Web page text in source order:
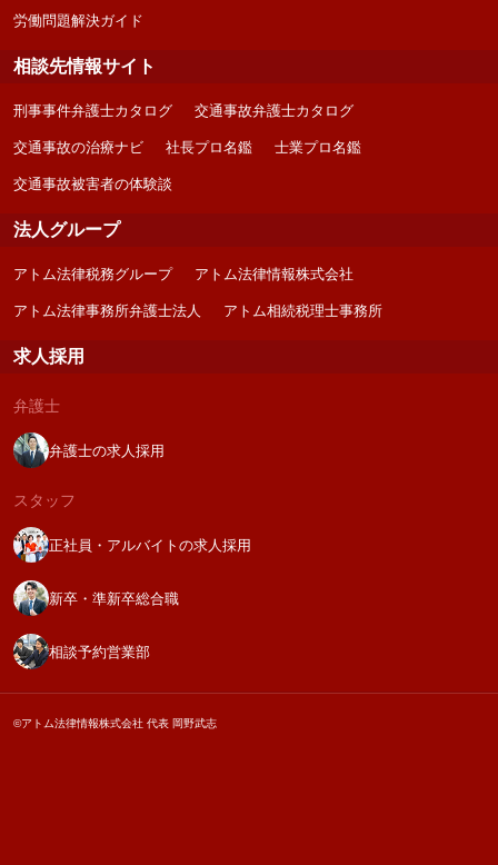
労働問題解決ガイド
相談先情報サイト
刑事事件弁護士カタログ 交通事故弁護士カタログ
交通事故の治療ナビ 社長プロ名鑑 士業プロ名鑑
交通事故被害者の体験談
法人グループ
アトム法律税務グループ アトム法律情報株式会社
アトム法律事務所弁護士法人 アトム相続税理士事務所
求人採用
弁護士
弁護士の求人採用
スタッフ
正社員・アルバイトの求人採用
新卒・準新卒総合職
相談予約営業部
©アトム法律情報株式会社 代表 岡野武志